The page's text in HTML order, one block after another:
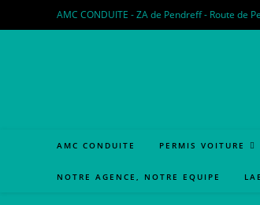
AMC CONDUITE - ZA de Pendreff - Route de
AMC CONDUITE PERMIS VOITURE
NOTRE AGENCE, NOTRE EQUIPE